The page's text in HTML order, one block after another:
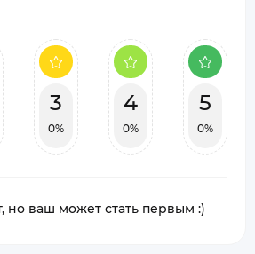
3
0%
4
0%
5
0%
но ваш может стать первым :)